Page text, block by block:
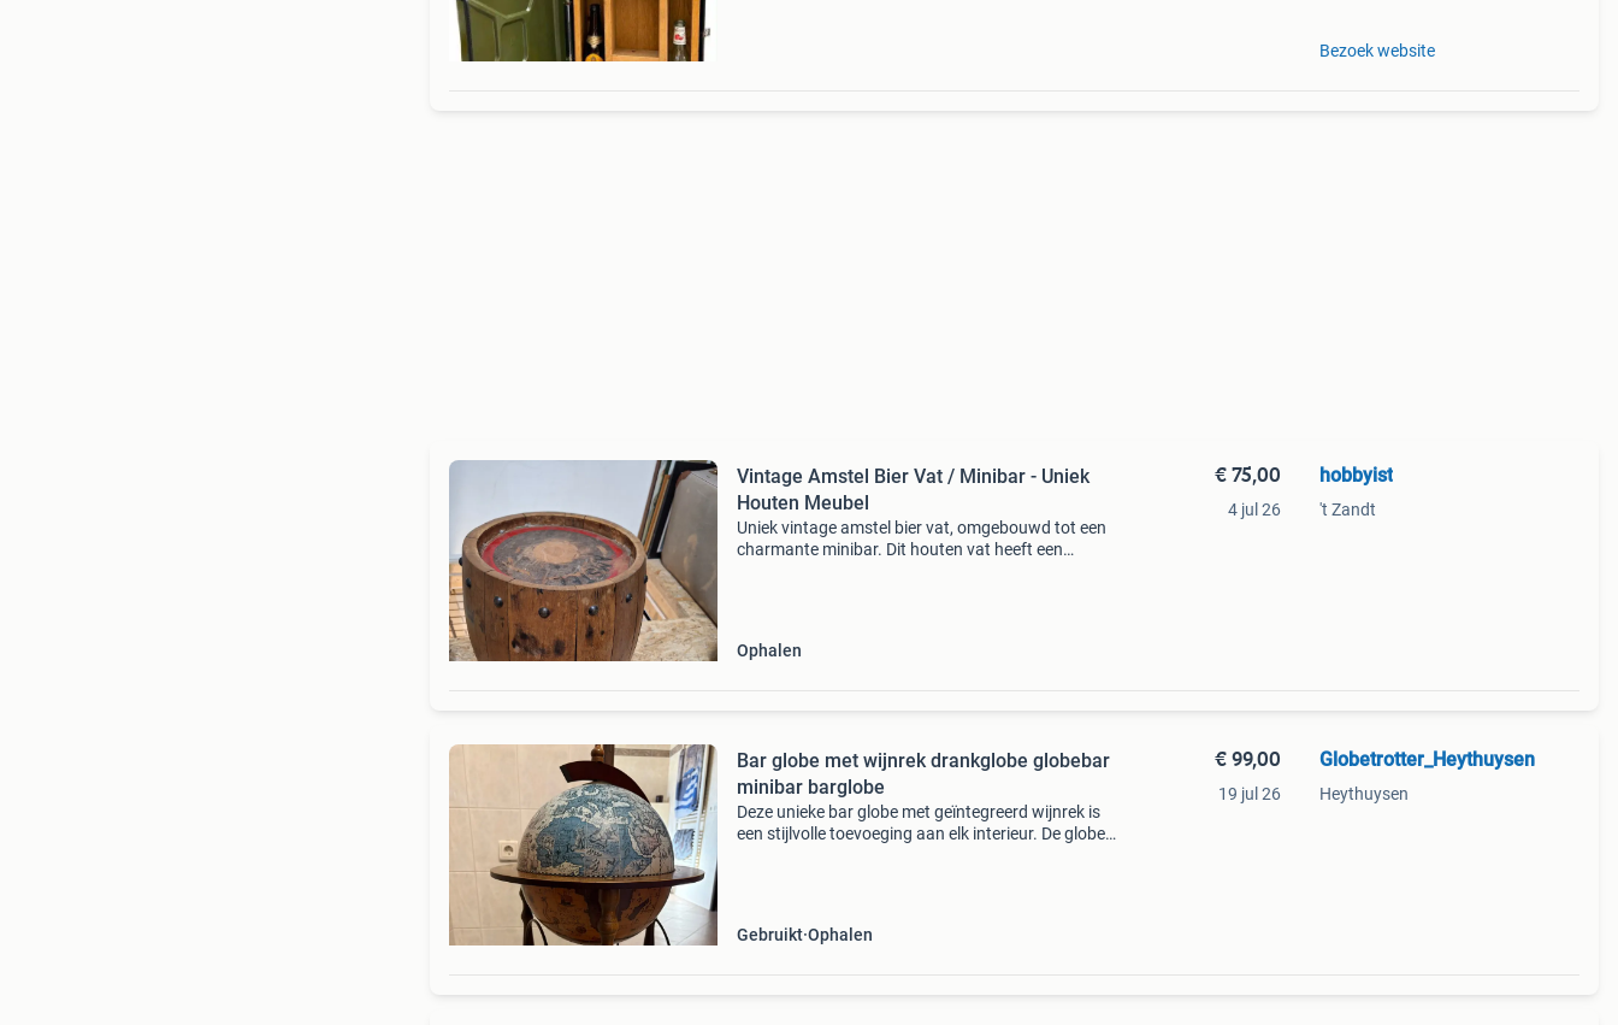
Bezoek website
Vintage Amstel Bier Vat / Minibar - Uniek
Houten Meubel
Uniek vintage amstel bier vat, omgebouwd tot een
charmante minibar. Dit houten vat heeft een
Ophalen
€ 75,00
4 jul 26
hobbyist
't Zandt
Bar globe met wijnrek drankglobe globebar
minibar barglobe
Deze unieke bar globe met geïntegreerd wijnrek is
een stijlvolle toevoeging aan elk interieur. De globe
Gebruikt Ophalen
€ 99,00
19 jul 26
Globetrotter_Heythuysen
Heythuysen